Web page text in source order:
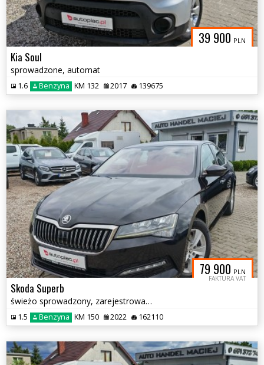
39 900 PLN
Kia Soul
sprowadzone, automat
1.6 Benzyna KM 132 2017 139675
79 900 PLN
FAKTURA VAT
Skoda Superb
świeżo sprowadzony, zarejestrowany
1.5 Benzyna KM 150 2022 162110